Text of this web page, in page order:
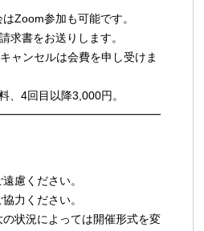
Zoom参加も可能です。
求書をお送りします。
ャンセルは会費を申し受けま
、4回目以降3,000円。
慮ください。
力ください。
状況によっては開催形式を変